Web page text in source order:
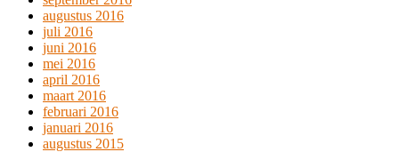
augustus 2016
juli 2016
juni 2016
mei 2016
april 2016
maart 2016
februari 2016
januari 2016
augustus 2015